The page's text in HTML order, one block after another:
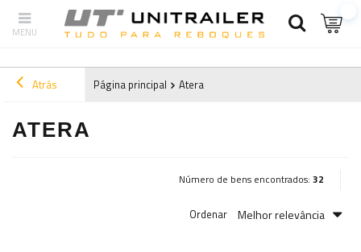
Atrás Página principal Atera
ATERA
Número de bens encontrados: 32
Ordenar Melhor relevância